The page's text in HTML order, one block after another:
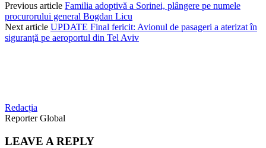
Previous article Familia adoptivă a Sorinei, plângere pe numele
procurorului general Bogdan Licu
Next article UPDATE Final fericit: Avionul de pasageri a aterizat în
siguranță pe aeroportul din Tel Aviv
Redacția
Reporter Global
LEAVE A REPLY